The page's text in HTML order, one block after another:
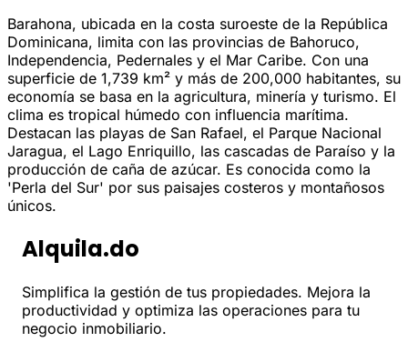
Barahona, ubicada en la costa suroeste de la República
Dominicana, limita con las provincias de Bahoruco,
Independencia, Pedernales y el Mar Caribe. Con una
superficie de 1,739 km² y más de 200,000 habitantes, su
economía se basa en la agricultura, minería y turismo. El
clima es tropical húmedo con influencia marítima.
Destacan las playas de San Rafael, el Parque Nacional
Jaragua, el Lago Enriquillo, las cascadas de Paraíso y la
producción de caña de azúcar. Es conocida como la
'Perla del Sur' por sus paisajes costeros y montañosos
únicos.
Alquila.do
Simplifica la gestión de tus propiedades. Mejora la
productividad y optimiza las operaciones para tu
negocio inmobiliario.